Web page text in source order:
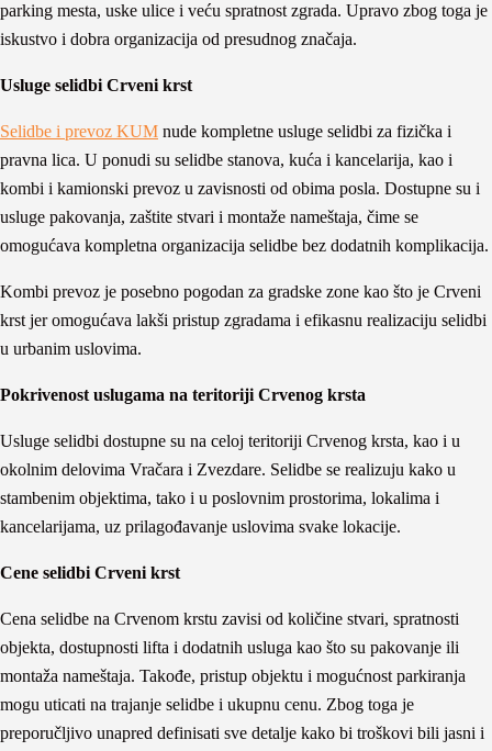
parking mesta, uske ulice i veću spratnost zgrada. Upravo zbog toga je
iskustvo i dobra organizacija od presudnog značaja.
Usluge selidbi Crveni krst
Selidbe i prevoz KUM nude kompletne usluge selidbi za fizička i
pravna lica. U ponudi su selidbe stanova, kuća i kancelarija, kao i
kombi i kamionski prevoz u zavisnosti od obima posla. Dostupne su i
usluge pakovanja, zaštite stvari i montaže nameštaja, čime se
omogućava kompletna organizacija selidbe bez dodatnih komplikacija.
Kombi prevoz je posebno pogodan za gradske zone kao što je Crveni
krst jer omogućava lakši pristup zgradama i efikasnu realizaciju selidbi
u urbanim uslovima.
Pokrivenost uslugama na teritoriji Crvenog krsta
Usluge selidbi dostupne su na celoj teritoriji Crvenog krsta, kao i u
okolnim delovima Vračara i Zvezdare. Selidbe se realizuju kako u
stambenim objektima, tako i u poslovnim prostorima, lokalima i
kancelarijama, uz prilagođavanje uslovima svake lokacije.
Cene selidbi Crveni krst
Cena selidbe na Crvenom krstu zavisi od količine stvari, spratnosti
objekta, dostupnosti lifta i dodatnih usluga kao što su pakovanje ili
montaža nameštaja. Takođe, pristup objektu i mogućnost parkiranja
mogu uticati na trajanje selidbe i ukupnu cenu. Zbog toga je
preporučljivo unapred definisati sve detalje kako bi troškovi bili jasni i